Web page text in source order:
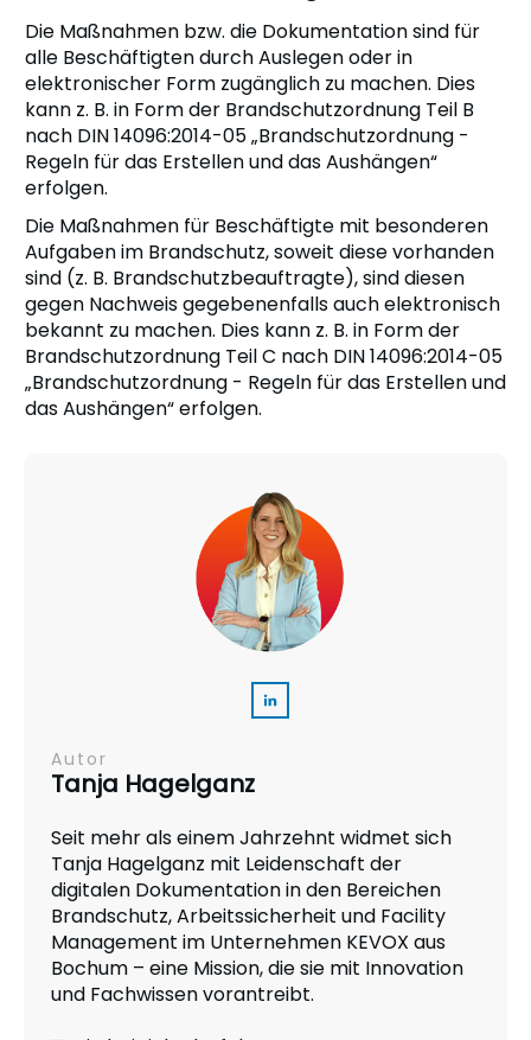
Die Maßnahmen bzw. die Dokumentation sind für
alle Beschäftigten durch Auslegen oder in
elektronischer Form zugänglich zu machen. Dies
kann z. B. in Form der Brandschutzordnung Teil B
nach DIN 14096:2014-05 „Brandschutzordnung -
Regeln für das Erstellen und das Aushängen“
erfolgen.
Die Maßnahmen für Beschäftigte mit besonderen
Aufgaben im Brandschutz, soweit diese vorhanden
sind (z. B. Brandschutzbeauftragte), sind diesen
gegen Nachweis gegebenenfalls auch elektronisch
bekannt zu machen. Dies kann z. B. in Form der
Brandschutzordnung Teil C nach DIN 14096:2014-05
„Brandschutzordnung - Regeln für das Erstellen und
das Aushängen“ erfolgen.
Autor
Tanja Hagelganz
Seit mehr als einem Jahrzehnt widmet sich
Tanja Hagelganz mit Leidenschaft der
digitalen Dokumentation in den Bereichen
Brandschutz, Arbeitssicherheit und Facility
Management im Unternehmen KEVOX aus
Bochum – eine Mission, die sie mit Innovation
und Fachwissen vorantreibt.